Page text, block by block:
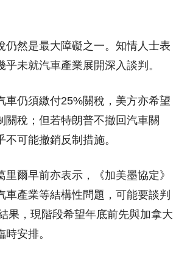
仍然是最大障礙之一。知情人士表
乎未就汽車產業展開深入談判。
車仍須繳付25%關稅，美方亦希望
關稅；但若特朗普不撤回汽車關
可能撤銷反制措施。
里爾早前亦表示，《加美墨協定》
車產業等結構性問題，可能要談判
果，現階段希望年底前先與加拿大
安排。